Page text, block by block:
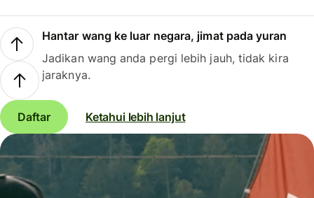
Hantar wang ke luar negara, jimat pada yuran
Jadikan wang anda pergi lebih jauh, tidak kira
jaraknya.
Daftar Ketahui lebih lanjut